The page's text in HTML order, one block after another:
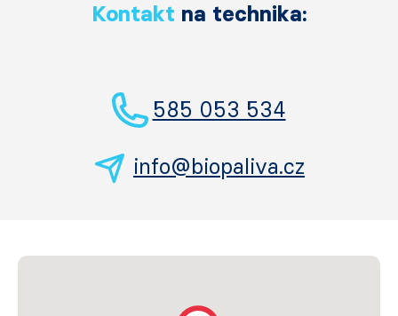
Kontakt na technika:
585 053 534
info@biopaliva.cz